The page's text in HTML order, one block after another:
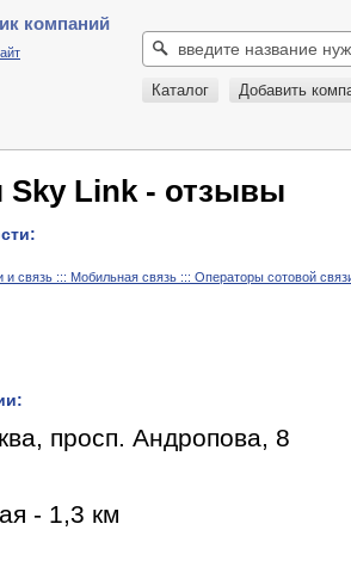
компаний
Каталог Добавить
Sky Link - отзывы
и связь ::: Мобильная связь ::: Операторы сотовой
просп. Андропова, 8
- 1,3 км